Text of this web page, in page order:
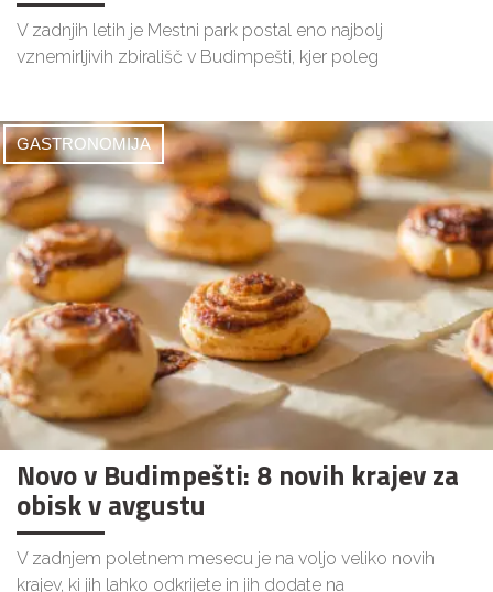
V zadnjih letih je Mestni park postal eno najbolj
vznemirljivih zbirališč v Budimpešti, kjer poleg
GASTRONOMIJA
Novo v Budimpešti: 8 novih krajev za
obisk v avgustu
V zadnjem poletnem mesecu je na voljo veliko novih
krajev, ki jih lahko odkrijete in jih dodate na